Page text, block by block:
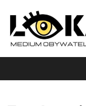
content